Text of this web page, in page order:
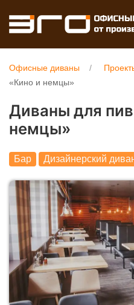
Офисные диваны
«Кино и немцы»
Диваны для
немцы»
Бар Дизайнерский